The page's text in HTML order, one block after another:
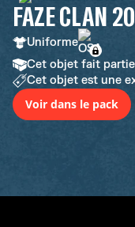
FAZE CLAN
Uniforme
Cet objet fait partie
Cet objet est une
Voir dans le pack